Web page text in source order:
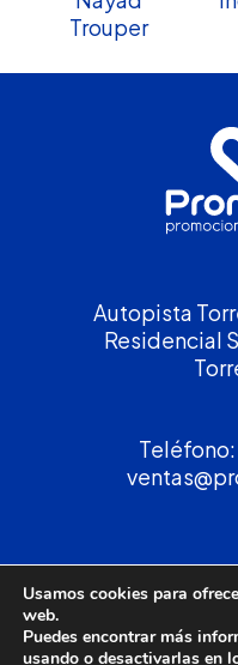
Trouper
Autopista
Residencial
Teléfono:
¡Solicita
(800)
Usamos cookies para
web.
Puedes encontrar más
usando o desactivarlas en